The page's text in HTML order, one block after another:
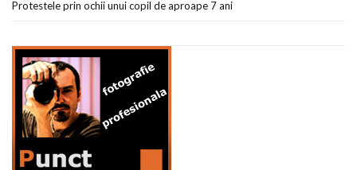
Protestele prin ochii unui copil de aproape 7 ani